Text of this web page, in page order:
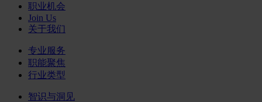
职业机会
Join Us
关于我们
专业服务
职能聚焦
行业类型
智识与洞见